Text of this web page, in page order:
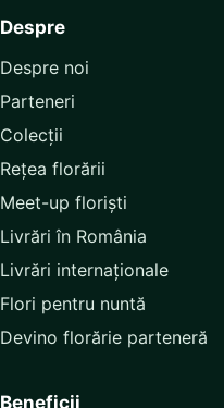
Despre
Despre noi
Parteneri
Colecții
Rețea florării
Meet-up floriști
Livrări în România
Livrări internaționale
Flori pentru nuntă
Devino florărie parteneră
Beneficii